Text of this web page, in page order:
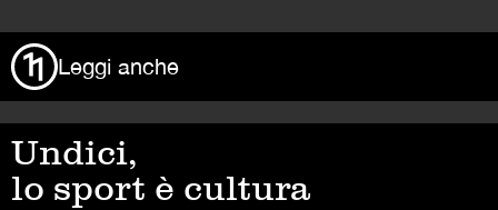
Leggi anche
Undici,
lo sport è cultura